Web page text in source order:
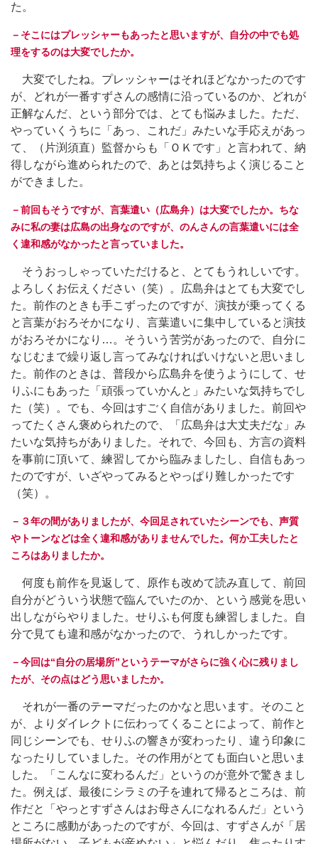
た。
－そこにはプレッシャーもあったと思いますが、自分の中でも処
理をするのは大変でしたか。
大変でしたね。プレッシャーはそれほどなかったのです
が、どれが一番すずさんの感情に沿っているのか、どれが
正解なんだ、という部分では、とても悩みました。ただ、
やっていくうちに「あっ、これだ」みたいな手応えがあっ
て、（片渕須直）監督からも「ＯＫです」と言われて、納
得しながら進められたので、あとは気持ちよく演じること
ができました。
－前回もそうですが、言葉遣い（広島弁）は大変でしたか。ちな
みに私の妻は広島の出身なのですが、のんさんの言葉遣いには全
く違和感がなかったと言っていました。
そうおっしゃっていただけると、とてもうれしいです。
よろしくお伝えください（笑）。広島弁はとても大変でし
た。前作のときも手こずったのですが、演技が乗ってくる
と言葉がおろそかになり、言葉遣いに集中していると演技
がおろそかになり…。そういう苦労があったので、自分に
なじむまで繰り返し言ってみなければいけないと思いまし
た。前作のときは、普段から広島弁を使うようにして、せ
りふにもあった「頑張っていかんと」みたいな気持ちでし
た（笑）。でも、今回はすごく自信がありました。前回や
ってたくさん褒められたので、「広島弁は大丈夫だな」み
たいな気持ちがありました。それで、今回も、方言の資料
を事前に頂いて、練習してから臨みましたし、自信もあっ
たのですが、いざやってみるとやっぱり難しかったです
（笑）。
－３年の間がありましたが、今回足されていたシーンでも、声質
やトーンなどは全く違和感がありませんでした。何か工夫したと
ころはありましたか。
何度も前作を見返して、原作も改めて読み直して、前回
自分がどういう状態で臨んでいたのか、という感覚を思い
出しながらやりました。せりふも何度も練習しました。自
分で見ても違和感がなかったので、うれしかったです。
－今回は“自分の居場所”というテーマがさらに強く心に残りまし
たが、その点はどう思いましたか。
それが一番のテーマだったのかなと思います。そのこと
が、よりダイレクトに伝わってくることによって、前作と
同じシーンでも、せりふの響きが変わったり、違う印象に
なったりしていました。その作用がとても面白いと思いま
した。「こんなに変わるんだ」というのが意外で驚きまし
た。例えば、最後にシラミの子を連れて帰るところは、前
作だと「やっとすずさんはお母さんになれるんだ」という
ところに感動があったのですが、今回は、すずさんが「居